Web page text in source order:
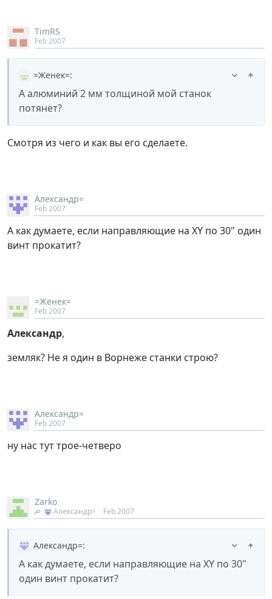
TimRS
Feb 2007
=Женек=:
А алюминий 2 мм толщиной мой станок
потянет?
Смотря из чего и как вы его сделаете.
Александр=
Feb 2007
А как думаете, если направляющие на XY по 30" один
винт прокатит?
=Женек=
Feb 2007
Александр,
земляк? Не я один в Ворнеже станки строю?
Александр=
Feb 2007
ну нас тут трое-четверо
Zarko
Александр= Feb 2007
Александр=:
А как думаете, если направляющие на XY по 30"
один винт прокатит?